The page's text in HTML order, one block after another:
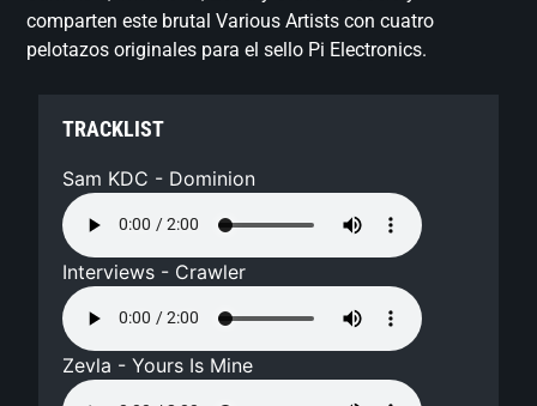
comparten este brutal Various Artists con cuatro
pelotazos originales para el sello Pi Electronics.
TRACKLIST
Sam KDC - Dominion
Interviews - Crawler
Zevla - Yours Is Mine